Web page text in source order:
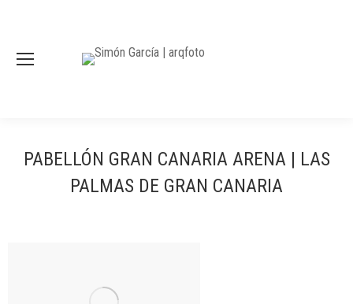
PABELLÓN GRAN CANARIA ARENA | LAS
PALMAS DE GRAN CANARIA